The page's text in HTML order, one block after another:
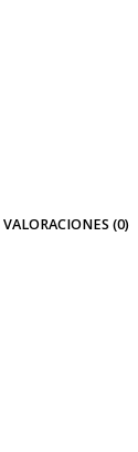
VALORACIONES (0)